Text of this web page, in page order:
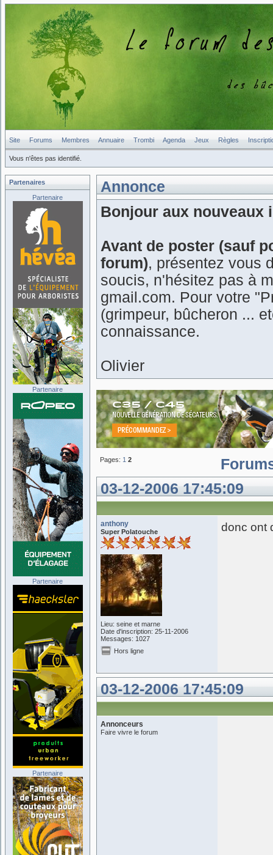
Site Forums Membres Annuaire Trombi Agenda Jeux Règles
Vous n'êtes pas identifié.
Annonce
Bonjour aux nouveaux
Avant de poster (sauf
forum), présentez vous
soucis, n'hésitez pas à
gmail.com. Pour votre
(grimpeur, bûcheron ...
connaissance.
Olivier
Pages: 1 2
03-12-2006 17:45:09
anthony
Super Polatouche
Lieu: seine et marne
Date d'inscription: 25-11-2006
Messages: 1027
donc ont
Hors ligne
03-12-2006 17:45:09
Annonceurs
Faire vivre le forum
Partenaires
Partenaire
Partenaire
Partenaire
Partenaire